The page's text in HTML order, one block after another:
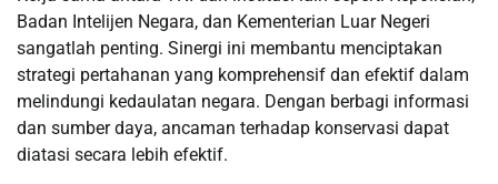
Badan Intelijen Negara, dan Kementerian Luar Negeri
sangatlah penting. Sinergi ini membantu menciptakan
strategi pertahanan yang komprehensif dan efektif dalam
melindungi kedaulatan negara. Dengan berbagi informasi
dan sumber daya, ancaman terhadap konservasi dapat
diatasi secara lebih efektif.